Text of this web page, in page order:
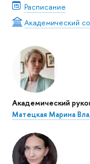
Расписание
Академический
Академический
Матецкая Марина